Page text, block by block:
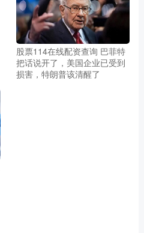
股票114在线配资查询 巴菲特
把话说开了，美国企业已受到
损害，特朗普该清醒了